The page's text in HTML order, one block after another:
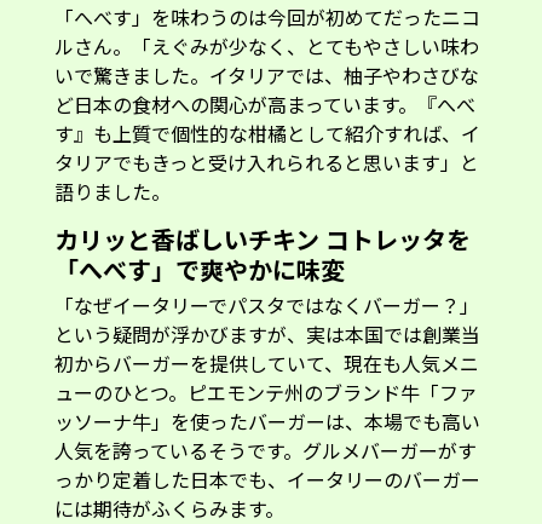
「へべす」を味わうのは今回が初めてだったニコ
ルさん。「えぐみが少なく、とてもやさしい味わ
いで驚きました。イタリアでは、柚子やわさびな
ど日本の食材への関心が高まっています。『へべ
す』も上質で個性的な柑橘として紹介すれば、イ
タリアでもきっと受け入れられると思います」と
語りました。
カリッと香ばしいチキン コトレッタを
「へべす」で爽やかに味変
「なぜイータリーでパスタではなくバーガー？」
という疑問が浮かびますが、実は本国では創業当
初からバーガーを提供していて、現在も人気メニ
ューのひとつ。ピエモンテ州のブランド牛「ファ
ッソーナ牛」を使ったバーガーは、本場でも高い
人気を誇っているそうです。グルメバーガーがす
っかり定着した日本でも、イータリーのバーガー
には期待がふくらみます。